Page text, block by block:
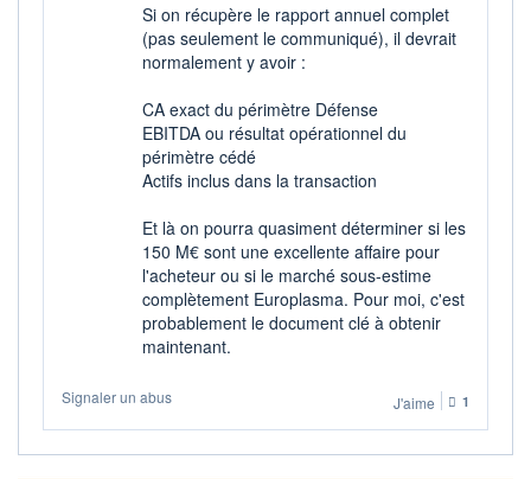
Si on récupère le rapport annuel complet
(pas seulement le communiqué), il devrait
normalement y avoir :
CA exact du périmètre Défense
EBITDA ou résultat opérationnel du
périmètre cédé
Actifs inclus dans la transaction
Et là on pourra quasiment déterminer si les
150 M€ sont une excellente affaire pour
l'acheteur ou si le marché sous-estime
complètement Europlasma. Pour moi, c'est
probablement le document clé à obtenir
maintenant.
Signaler un abus J'aime 1